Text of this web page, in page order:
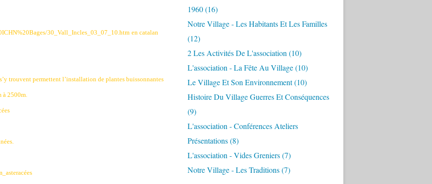
30_Vall_Incles_03_07_10.htm en catalan
trouvent permettent l’installation de plantes buissonnantes
à 2500m.
1960(16)
Notre Village - Les Habitants Et Les Familles
(12)
2 Les Activités De L'association (10)
L'association - La Fête Au Village(10)
Le Village Et Son Environnement(10)
Histoire Du Village Guerres Et Conséquences
(9)
L'association - Conférences Ateliers
Présentations(8)
L'association - Vides Greniers(7)
Notre Village - Les Traditions(7)